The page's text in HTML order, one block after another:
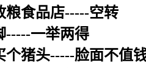
粮食品店-----空转
-----一举两得
个猪头-----脸面不值